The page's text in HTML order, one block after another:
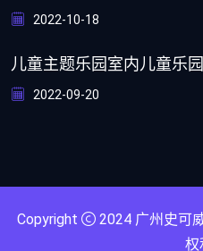
2022-10-18
儿童主题乐园室内儿童乐园
2022-09-20
Copyright 2024 广州史可
权